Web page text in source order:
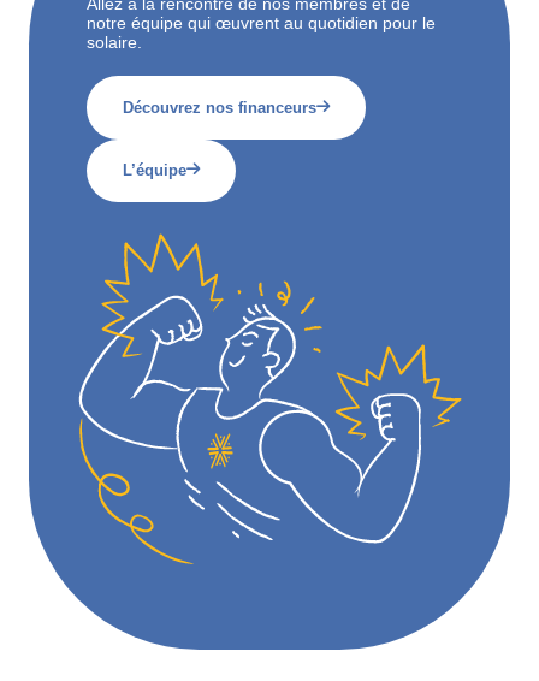
notre équipe qui œuvrent au quotidien pour le
solaire.
Découvrez nos financeurs
L’équipe